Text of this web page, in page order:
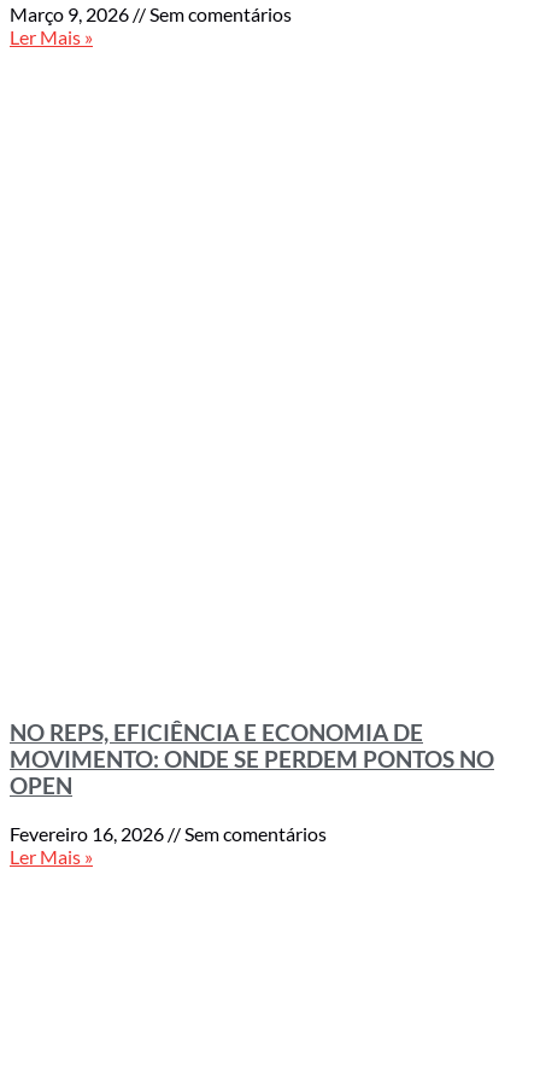
Março 9, 2026
Sem comentários
Ler Mais »
NO REPS, EFICIÊNCIA E ECONOMIA DE
MOVIMENTO: ONDE SE PERDEM PONTOS NO
OPEN
Fevereiro 16, 2026
Sem comentários
Ler Mais »